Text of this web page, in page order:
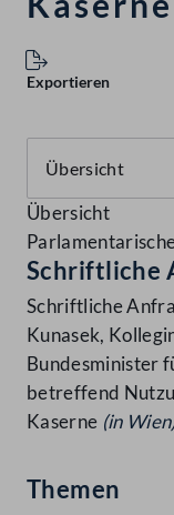
Exportieren
Übersicht
Schriftliche
Schriftliche
Kunasek,
Bundesminister
betreffend
Kaserne (in
Themen